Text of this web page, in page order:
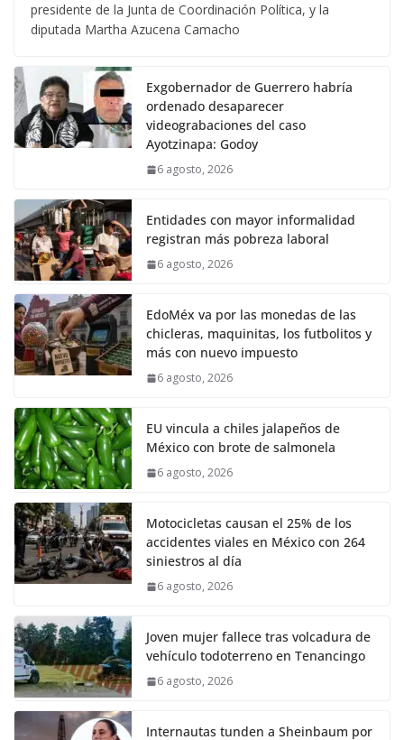
presidente de la Junta de Coordinación Política, y la
diputada Martha Azucena Camacho
Exgobernador de Guerrero habría
ordenado desaparecer
videograbaciones del caso
Ayotzinapa: Godoy
6 agosto, 2026
Entidades con mayor informalidad
registran más pobreza laboral
6 agosto, 2026
EdoMéx va por las monedas de las
chicleras, maquinitas, los futbolitos y
más con nuevo impuesto
6 agosto, 2026
EU vincula a chiles jalapeños de
México con brote de salmonela
6 agosto, 2026
Motocicletas causan el 25% de los
accidentes viales en México con 264
siniestros al día
6 agosto, 2026
Joven mujer fallece tras volcadura de
vehículo todoterreno en Tenancingo
6 agosto, 2026
Internautas tunden a Sheinbaum por